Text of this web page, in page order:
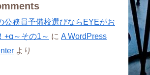
公務員予備校選びならEYEがお
+α～その1～ に A WordPress
より